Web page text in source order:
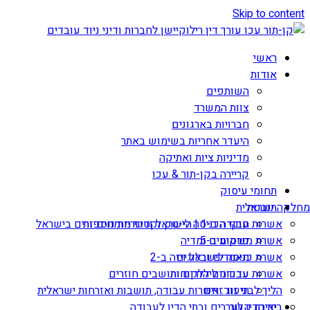
Skip to content
ראשי
אודות
השותפים
צוות המשרד
חברויות בארגונים
היעדר אחריות בשימוש באתר
מדיניות ציות ואתיקה
קריירה בקן-תור & עכו
תחומי עיסוק
מחלקה ישראלית
אשרות עבודה ב-1 | הי-טק וקטגוריות נוספות
אשרת משקיע ב-5
אשרת כניסה לישראל ויזה ב-2
אשרות עבודה ליהודים ותושבים חוזרים
הליך לבני זוג זרים
תובנות
חוקי הכניסה לישראל ודיני מומחים זרים בישראל
פרסומים ומדיה
מאמרים ובלוגים
עדכונים ללקוחות
תיעוד: אשרות עבודה, תושבות ואזרחות ישראלית